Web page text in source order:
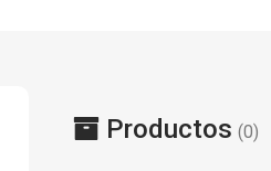
Productos (0)